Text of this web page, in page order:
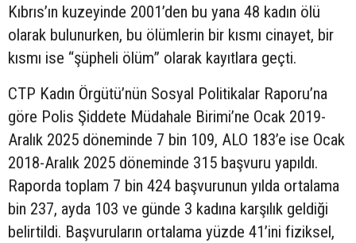
Kıbrıs’ın kuzeyinde 2001’den bu yana 48 kadın ölü
olarak bulunurken, bu ölümlerin bir kısmı cinayet, bir
kısmı ise “şüpheli ölüm” olarak kayıtlara geçti.
CTP Kadın Örgütü’nün Sosyal Politikalar Raporu’na
göre Polis Şiddete Müdahale Birimi’ne Ocak 2019-
Aralık 2025 döneminde 7 bin 109, ALO 183’e ise Ocak
2018-Aralık 2025 döneminde 315 başvuru yapıldı.
Raporda toplam 7 bin 424 başvurunun yılda ortalama
bin 237, ayda 103 ve günde 3 kadına karşılık geldiği
belirtildi. Başvuruların ortalama yüzde 41’ini fiziksel,